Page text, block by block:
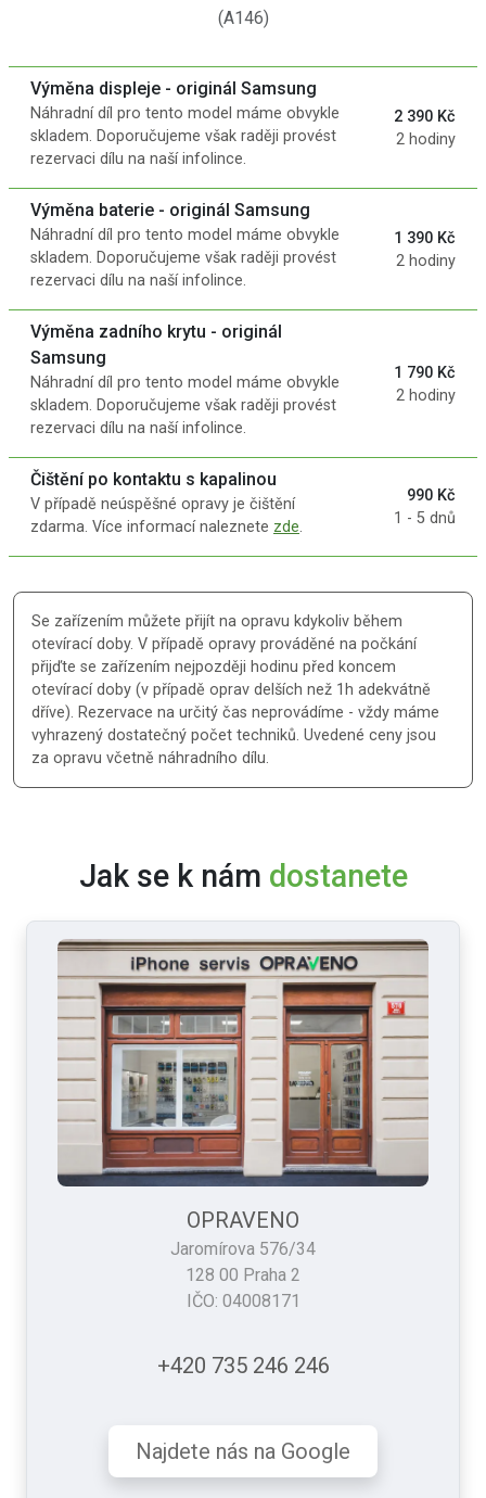
(A146)
Výměna displeje - originál Samsung
Náhradní díl pro tento model máme obvykle
skladem. Doporučujeme však raději provést
rezervaci dílu na naší infolince.
2 390 Kč
2 hodiny
Výměna baterie - originál Samsung
Náhradní díl pro tento model máme obvykle
skladem. Doporučujeme však raději provést
rezervaci dílu na naší infolince.
1 390 Kč
2 hodiny
Výměna zadního krytu - originál
Samsung
Náhradní díl pro tento model máme obvykle
skladem. Doporučujeme však raději provést
rezervaci dílu na naší infolince.
1 790 Kč
2 hodiny
Čištění po kontaktu s kapalinou
V případě neúspěšné opravy je čištění
zdarma. Více informací naleznete zde.
990 Kč
1 - 5 dnů
Se zařízením můžete přijít na opravu kdykoliv během
otevírací doby. V případě opravy prováděné na počkání
přijďte se zařízením nejpozději hodinu před koncem
otevírací doby (v případě oprav delších než 1h adekvátně
dříve). Rezervace na určitý čas neprovádíme - vždy máme
vyhrazený dostatečný počet techniků. Uvedené ceny jsou
za opravu včetně náhradního dílu.
Jak se k nám dostanete
OPRAVENO
Jaromírova 576/34
128 00 Praha 2
IČO: 04008171
+420 735 246 246
Najdete nás na Google